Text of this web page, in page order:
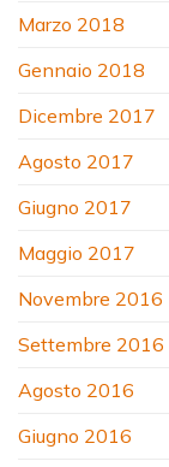
Marzo 2018
Gennaio 2018
Dicembre 2017
Agosto 2017
Giugno 2017
Maggio 2017
Novembre 2016
Settembre 2016
Agosto 2016
Giugno 2016